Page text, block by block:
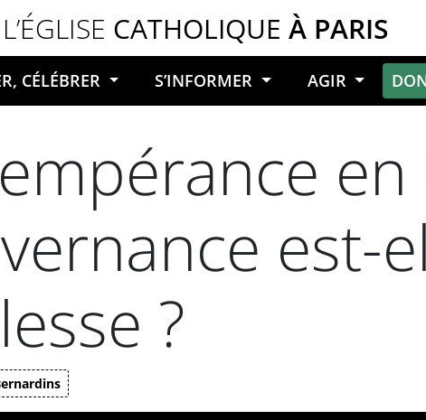
L’ÉGLISE CATHOLIQUE À PARIS
recherche
CÉLÉBRER S’INFORMER AGIR
est-
?